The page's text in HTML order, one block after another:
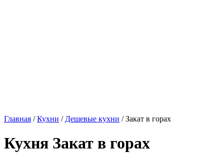
Главная /Кухни / Дешевые кухни / Закат в горах
Кухня Закат в горах